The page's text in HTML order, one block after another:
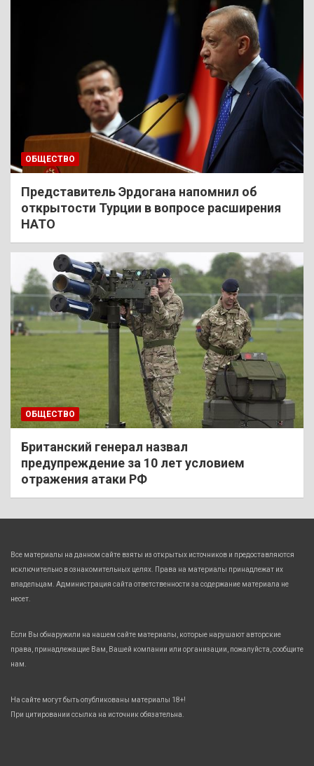
ОБЩЕСТВО
Представитель Эрдогана напомнил об
открытости Турции в вопросе расширения
НАТО
ОБЩЕСТВО
Британский генерал назвал
предупреждение за 10 лет условием
отражения атаки РФ
Все материалы на данном сайте взяты из открытых источников и предоставляются
исключительно в ознакомительных целях. Права на материалы принадлежат их
владельцам. Администрация сайта ответственности за содержание материала не
несет.
Если Вы обнаружили на нашем сайте материалы, которые нарушают авторские
права, принадлежащие Вам, Вашей компании или организации, пожалуйста, сообщите
нам.
На сайте могут быть опубликованы материалы 18+!
При цитировании ссылка на источник обязательна.